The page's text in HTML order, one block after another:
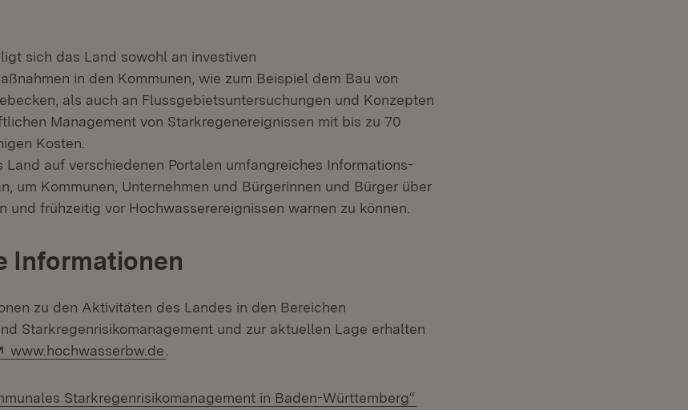
sich das Land sowohl an investiven
in den Kommunen, wie zum Beispiel dem Bau von
als auch an Flussgebietsuntersuchungen und Konzepten
Management von Starkregenereignissen mit bis zu 70
Kosten.
auf verschiedenen Portalen umfangreiches Informations-
um Kommunen, Unternehmen und Bürgerinnen und Bürger über
und frühzeitig vor Hochwasserereignissen warnen zu können.
Informationen
zu den Aktivitäten des Landes in den Bereichen
Starkregenrisikomanagement und zur aktuellen Lage erhalten
Extern:
www.hochwasserbw.de
Starkregenrisikomanagement in Baden-Württemberg“